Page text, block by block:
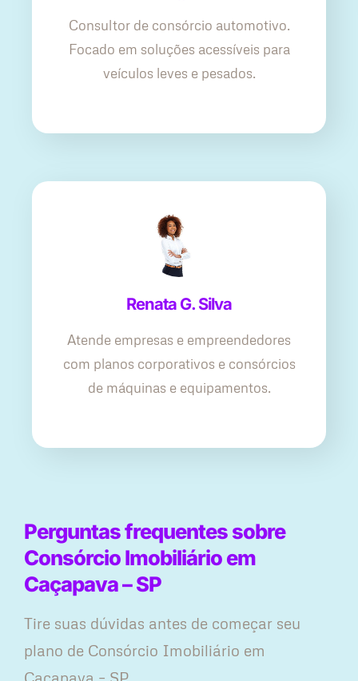
Consultor de consórcio automotivo.
Focado em soluções acessíveis para
veículos leves e pesados.
Renata G. Silva
Atende empresas e empreendedores
com planos corporativos e consórcios
de máquinas e equipamentos.
Perguntas frequentes sobre
Consórcio Imobiliário em
Caçapava – SP
Tire suas dúvidas antes de começar seu
plano ​de Consórcio Imobiliário em